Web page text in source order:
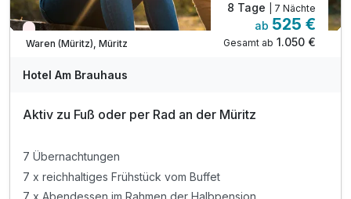
Wieder frei ab Oktober
Waren (Müritz), Müritz
8 Tage | 7 Nächte
ab 525 €
Gesamt ab 1.050 €
Hotel Am Brauhaus
Aktiv zu Fuß oder per Rad an der Müritz
7 Übernachtungen
7 x reichhaltiges Frühstück vom Buffet